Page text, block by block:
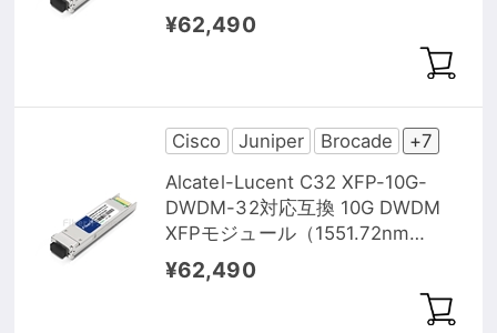
80km DOM）
¥62,490
Cisco Juniper Brocade
+7
Alcatel-Lucent C32 XFP-10G-
DWDM-32対応互換 10G DWDM
XFPモジュール（1551.72nm
80km DOM）
¥62,490